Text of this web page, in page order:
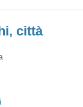
città